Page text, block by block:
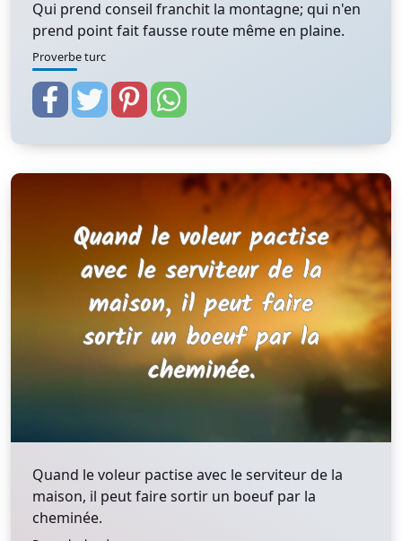
Qui prend conseil franchit la montagne; qui n'en
prend point fait fausse route même en plaine.
Proverbe turc
Quand le voleur pactise avec le serviteur de la
maison, il peut faire sortir un boeuf par la
cheminée.